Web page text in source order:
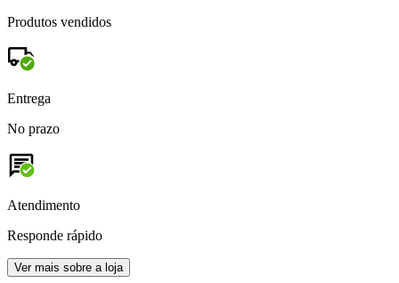
Produtos vendidos
Entrega
No prazo
Atendimento
Responde rápido
Ver mais sobre a loja